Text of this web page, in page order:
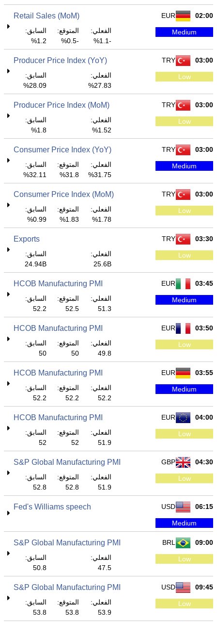
02:00
EUR
Retail Sales (MoM)
Medium
الفعلي:
-1.1%
المتوقع:
-0.5%
السابق:
1.2%
03:00
TRY
Producer Price Index (YoY)
Low
الفعلي:
27.83%
السابق:
28.09%
03:00
TRY
Producer Price Index (MoM)
Low
الفعلي:
1.52%
السابق:
1.8%
03:00
TRY
Consumer Price Index (YoY)
Medium
الفعلي:
31.75%
المتوقع:
31.8%
السابق:
32.11%
03:00
TRY
Consumer Price Index (MoM)
Low
الفعلي:
1.78%
المتوقع:
1.83%
السابق:
0.99%
03:30
TRY
Exports
Low
الفعلي:
25.6B
السابق:
24.94B
03:45
EUR
HCOB Manufacturing PMI
Medium
الفعلي:
51.3
المتوقع:
52.5
السابق:
52.2
03:50
EUR
HCOB Manufacturing PMI
Low
الفعلي:
49.8
المتوقع:
50
السابق:
50
03:55
EUR
HCOB Manufacturing PMI
Medium
الفعلي:
52.2
المتوقع:
52.2
السابق:
52.2
04:00
EUR
HCOB Manufacturing PMI
Low
الفعلي:
51.9
المتوقع:
52
السابق:
52
04:30
GBP
S&P Global Manufacturing PMI
Low
الفعلي:
51.9
المتوقع:
52.8
السابق:
52.8
06:15
USD
Fed's Williams speech
Medium
09:00
BRL
S&P Global Manufacturing PMI
Low
الفعلي:
47.5
السابق:
50.8
09:45
USD
S&P Global Manufacturing PMI
Low
الفعلي:
53.9
المتوقع:
53.8
السابق:
53.8